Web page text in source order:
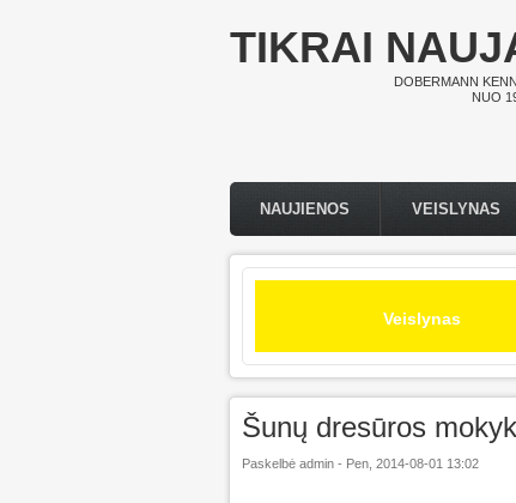
TIKRAI
DOBERMANN
NUO
Pagrindinis meniu
NAUJIENOS VEISLYNAS
Veislynas
Šunų dresūros
Paskelbė admin - Pen, 2014-08-01 13:02